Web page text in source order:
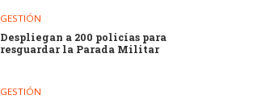
GESTIÓN
Despliegan a 200 policías para
resguardar la Parada Militar
GESTIÓN